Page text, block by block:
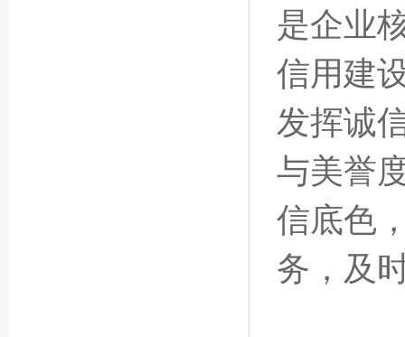
是企业
信用建
发挥诚
与美誉
信底色
务，及